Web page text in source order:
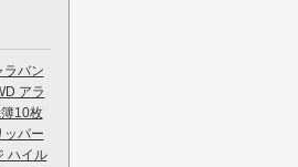
ラバン
アラ
10枚
ッパー
ハイル